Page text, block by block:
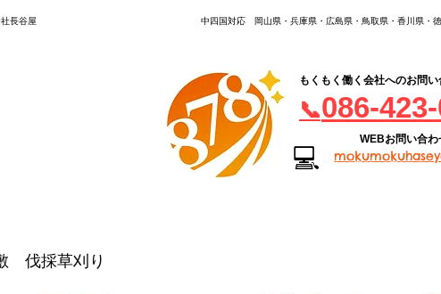
長谷屋 中四国対応 岡山県・兵庫県・広島県・鳥取県・香川県・
もくもく働く会社へのお問
📞086-
💻
WEB​お問い合
伐採草刈り